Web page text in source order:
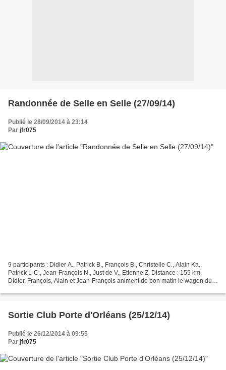
Randonnée de Selle en Selle (27/09/14)
Publié le 28/09/2014 à 23:14
Par jfr075
9 participants : Didier A., Patrick B., François B., Christelle C., Alain Ka.,
Patrick L-C., Jean-François N., Just de V., Etienne Z. Distance : 155 km.
Didier, François, Alain et Jean-François animent de bon matin le wagon du
Sortie Club Porte d'Orléans (25/12/14)
Publié le 26/12/2014 à 09:55
Par jfr075